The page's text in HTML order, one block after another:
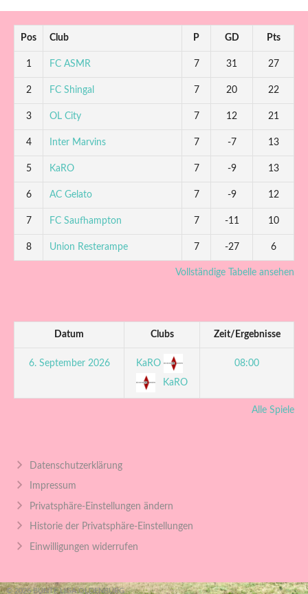
Pos Club P GD Pts
1 FC ASMR 7 31 27
2 FC Shingal 7 20 22
3 OL City 7 12 21
4 Inter Marvins 7 -7 13
5 KaRO 7 -9 13
6 AC Gelato 7 -9 12
7 FC Saufhampton 7 -11 10
8 Union Resterampe 7 -27 6
Vollständige Tabelle ansehen
Datum Clubs Zeit/Ergebnisse
6. September 2026
KaRO
KaRO
08:00
Alle Spiele
Datenschutzerklärung
Impressum
Privatsphäre-Einstellungen ändern
Historie der Privatsphäre-Einstellungen
Einwilligungen widerrufen
© 2026 BUNTE LIGA OLDENBURG